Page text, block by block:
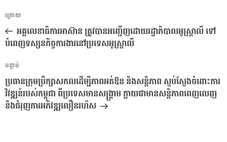
ការ​
នាំទិស​
ប្រកាស
អត្ថបទ
មុន
ក្រោយ
អគ្គលេខាធិការអាស៊ាន ត្រូវបានអញ្ជើញដោយរដ្ឋាភិបាលអូស្ត្រាលី ទៅ
បំពេញទស្សនកិច្ចការងារនៅប្រទេសអូស្ត្រាលី
អត្ថបទ
បន្ទាប់
បន្ទាប់
ប្រធានក្រុមប្រឹក្សាសកលដើម្បីភាពអត់ឱន និងសន្តិភាព ស្ញប់ស្ញែងចំពោះការ
វិវឌ្ឍន៍របស់កម្ពុជា ពីប្រទេសមានសង្គ្រាម ក្លាយជាមានសន្តិភាពពេញលេញ
និងជំរុញការអភិវឌ្ឍលឿនរហ័ស